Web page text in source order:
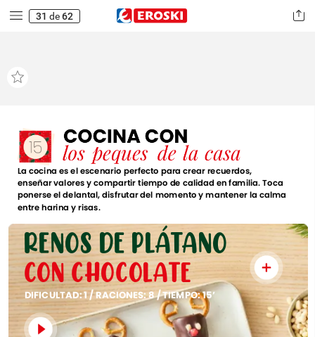
31 de62
DIFICULTAD:1 /RACIONES:8/TIEMPO:15’
RENOS DE PLÁTANO
CON CHOCOLATE
La cocina es elescenario perfecto para crearrecuerdos,
enseñarvalores ycompartirtiempo de calidad en familia. Toca
ponerseel delantal,disfrutardel momento ymantenerla calma
entreharina yrisas.
COCINACON
los peques de la casa
15